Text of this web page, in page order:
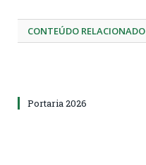
CONTEÚDO RELACIONADO
Portaria 2026